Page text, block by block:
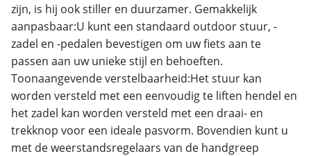
zijn, is hij ook stiller en duurzamer. Gemakkelijk
aanpasbaar:U kunt een standaard outdoor stuur, -
zadel en -pedalen bevestigen om uw fiets aan te
passen aan uw unieke stijl en behoeften.
Toonaangevende verstelbaarheid:Het stuur kan
worden versteld met een eenvoudig te liften hendel en
het zadel kan worden versteld met een draai- en
trekknop voor een ideale pasvorm. Bovendien kunt u
met de weerstandsregelaars van de handgreep